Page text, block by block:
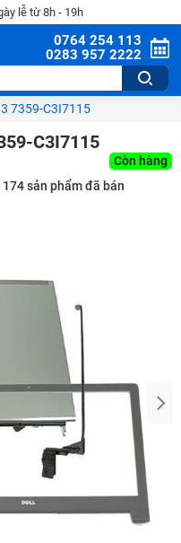
lễ từ 8h - 19h
0764 254 113
0283 957 2222
7359-C3I7115
C3I7115
Còn hàng
174sản phẩm đã bán